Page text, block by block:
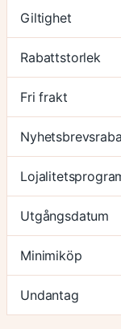
Giltighet
Rabattstorlek
Fri frakt
Utgångsdatum
Minimiköp
Undantag